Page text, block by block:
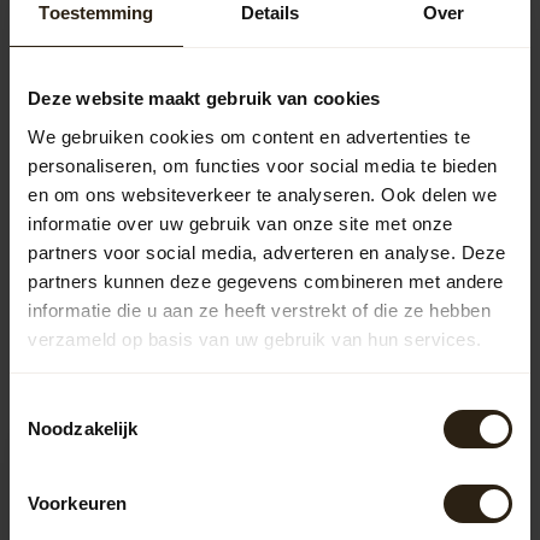
Toestemming Details Over
Deze website maakt gebruik van cookies
We gebruiken cookies om content en advertenties te
personaliseren, om functies voor social media te bieden
en om ons websiteverkeer te analyseren. Ook delen we
informatie over uw gebruik van onze site met onze
partners voor social media, adverteren en analyse. Deze
partners kunnen deze gegevens combineren met andere
informatie die u aan ze heeft verstrekt of die ze hebben
verzameld op basis van uw gebruik van hun services.
Noodzakelijk
Voorkeuren
BA Limited Edition Houten
190L
Vragen over dit product?
Neem gerust contact op met onze klantenservice op
info@barrelatelier.nlof038 - 3760185. We helpen je graag!
Recent bekeken